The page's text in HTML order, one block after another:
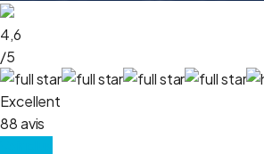
4,6
/5
Excellent
88 avis